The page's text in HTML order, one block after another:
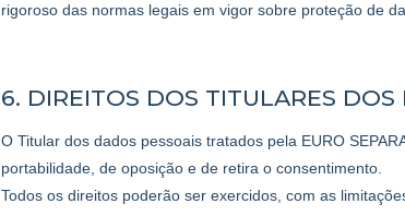
rigoroso das normas legais em vigor sobre proteção de
6. DIREITOS DOS TITULARES DOS
O Titular dos dados pessoais tratados pela EURO
portabilidade, de oposição e de retira o consentimento.
Todos os direitos poderão ser exercidos, com as